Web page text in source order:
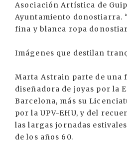
Asociación Artística de
Ayuntamiento donostiarra.
fina y blanca ropa
Imágenes que destilan
Marta Astrain parte de una
diseñadora de joyas por la
Barcelona, más su
por la UPV-EHU, y del
las largas jornadas
de los años 60.